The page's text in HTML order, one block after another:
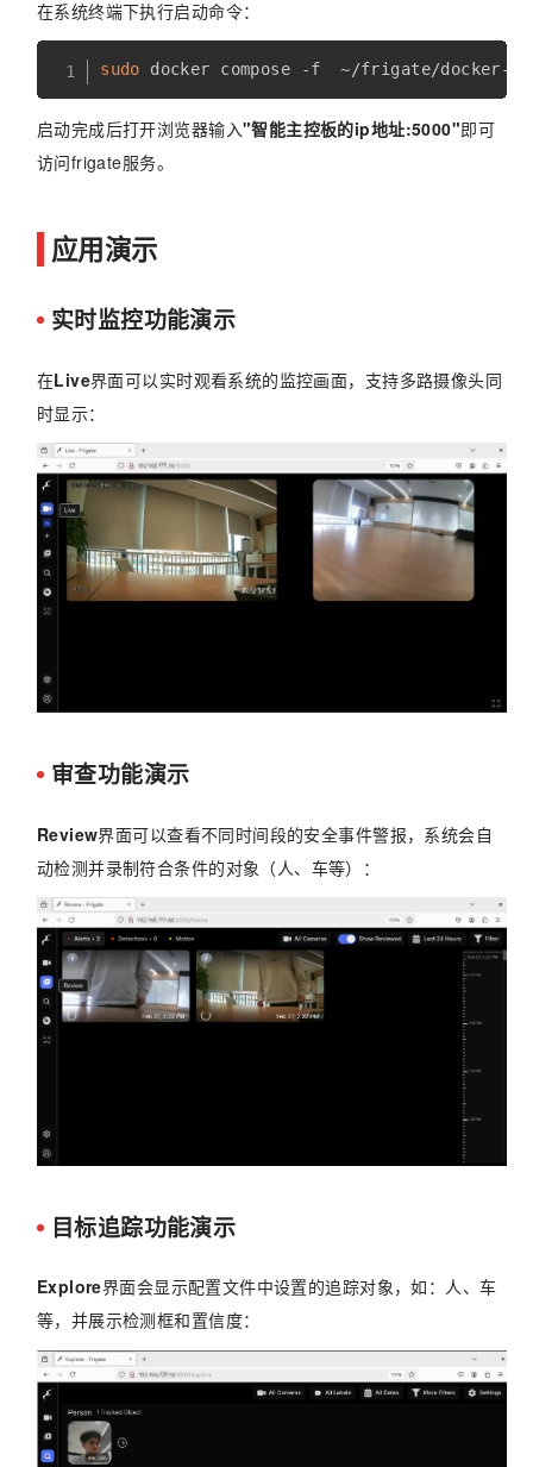
在系统终端下执行启动命令：
sudo docker compose -f  ~/frigate/docker-
启动完成后打开浏览器输入"智能主控板的ip地址:5000"即可
访问frigate服务。
应用演示
实时监控功能演示
在Live界面可以实时观看系统的监控画面，支持多路摄像头同
时显示：
审查功能演示
Review界面可以查看不同时间段的安全事件警报，系统会自
动检测并录制符合条件的对象（人、车等）：
目标追踪功能演示
Explore界面会显示配置文件中设置的追踪对象，如：人、车
等，并展示检测框和置信度：